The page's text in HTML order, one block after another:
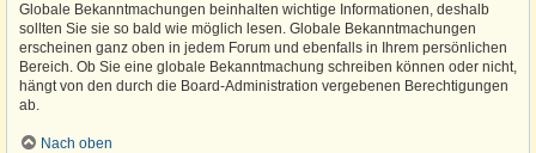
Globale Bekanntmachungen beinhalten wichtige Informationen, deshalb
sollten Sie sie so bald wie möglich lesen. Globale Bekanntmachungen
erscheinen ganz oben in jedem Forum und ebenfalls in Ihrem persönlichen
Bereich. Ob Sie eine globale Bekanntmachung schreiben können oder nicht,
hängt von den durch die Board-Administration vergebenen Berechtigungen
ab.
Nach oben